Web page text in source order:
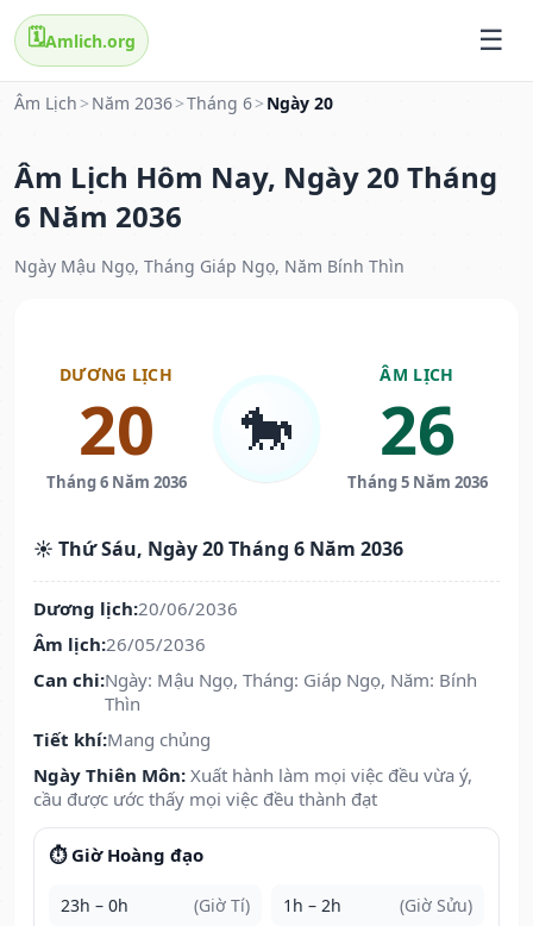
🗓️Amlich.org
Âm Lịch > Năm 2036>Tháng 6> Ngày 20
Âm Lịch Hôm Nay, Ngày 20 Tháng
6 Năm 2036
Ngày Mậu Ngọ, Tháng Giáp Ngọ, Năm Bính Thìn
DƯƠNG LỊCH
20
Tháng 6 Năm 2036
🐎
ÂM LỊCH
26
Tháng 5 Năm 2036
☀️ Thứ Sáu, Ngày 20 Tháng 6 Năm 2036
Dương lịch:20/06/2036
Âm lịch:26/05/2036
Can chi:Ngày: Mậu Ngọ, Tháng: Giáp Ngọ, Năm: Bính
Thìn
Tiết khí:Mang chủng
Ngày Thiên Môn: Xuất hành làm mọi việc đều vừa ý,
cầu được ước thấy mọi việc đều thành đạt
⏱️ Giờ Hoàng đạo
23h – 0h (Giờ Tí) 1h – 2h (Giờ Sửu)